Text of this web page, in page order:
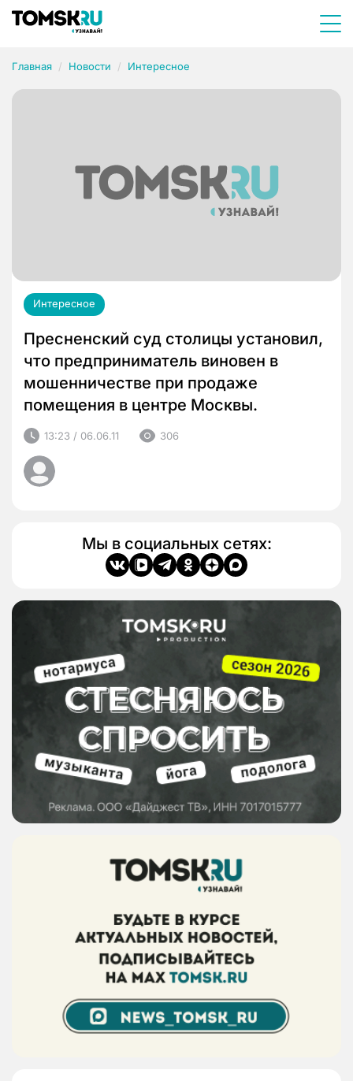
Главная Новости Интересное
Интересное
Пресненский суд столицы установил,
что предприниматель виновен в
мошенничестве при продаже
помещения в центре Москвы.
13:23 / 06.06.11 306
Мы в социальных сетях: